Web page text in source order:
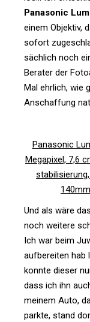
Pana­sonic
einem Objektiv,
sofort
säch­lich noch
Berater der
Mal ehr­lich, wie
Anschaf­fung
Pana­sonic
Mega­pixel, 7,6
Und als wäre
noch wei­tere
Ich war beim
auf­be­reiten hab
konnte dieser
dass ich ihn
meinem Auto,
parkte, stand